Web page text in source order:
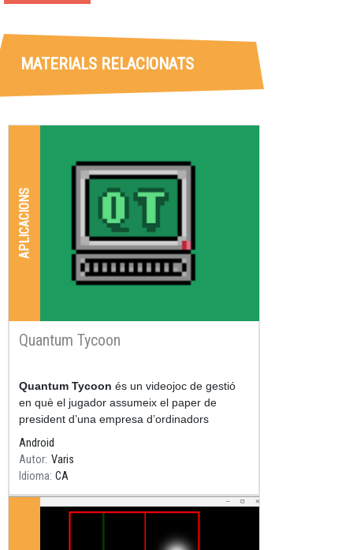
MATERIALS RELACIONATS
APLICACIONS
Quantum Tycoon
Resum
Quantum Tycoon és un videojoc de gestió
en què el jugador assumeix el paper de
president d’una empresa d’ordinadors
quàntics i ha de fer créixer el seu negoci dins
el mercat de la
Android
Autor Varis
Idioma CA